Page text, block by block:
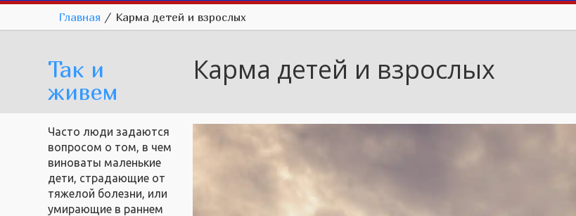
Главная / Карма детей и взрослых
Так и
живем
Карма детей и взрослых
Часто люди задаются
вопросом о том, в чем
виноваты маленькие
дети, страдающие от
тяжелой болезни, или
умирающие в раннем